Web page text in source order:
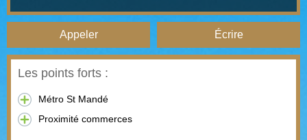
Appeler Écrire
Les points forts :
Métro St Mandé
Proximité commerces